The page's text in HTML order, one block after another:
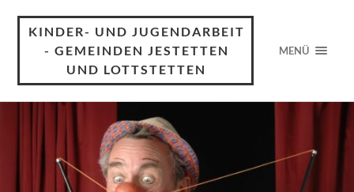
KINDER- UND JUGENDARBEIT
- GEMEINDEN JESTETTEN
UND LOTTSTETTEN
MENÜ